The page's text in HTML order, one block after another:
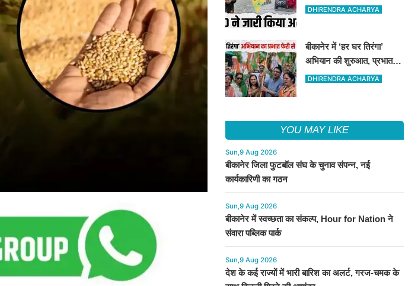
बिजली गिरने की आशंका
DHIRENDRA ACHARYA
बीकानेर में ‘हर घर तिरंगा’
अभियान की शुरुआत, प्रभात
फेरी में उमड़ा देशभक्ति का जोश
DHIRENDRA ACHARYA
YOU MAY LIKE
Sun,9 Aug 2026
बीकानेर जिला फुटबॉल संघ के चुनाव संपन्न, नई
कार्यकारिणी का गठन
Sun,9 Aug 2026
बीकानेर में स्वच्छता का संकल्प, Hour for Nation ने
संवारा पब्लिक पार्क
Sun,9 Aug 2026
देश के कई राज्यों में भारी बारिश का अलर्ट, गरज-चमक के